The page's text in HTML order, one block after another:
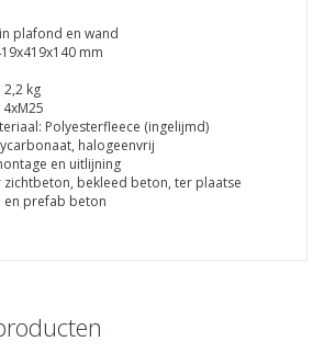
plafond en wand
mm
kg
Polyesterfleece (ingelijmd)
halogeenvrij
en uitlijning
zichtbeton, bekleed beton, ter plaatse
en prefab beton